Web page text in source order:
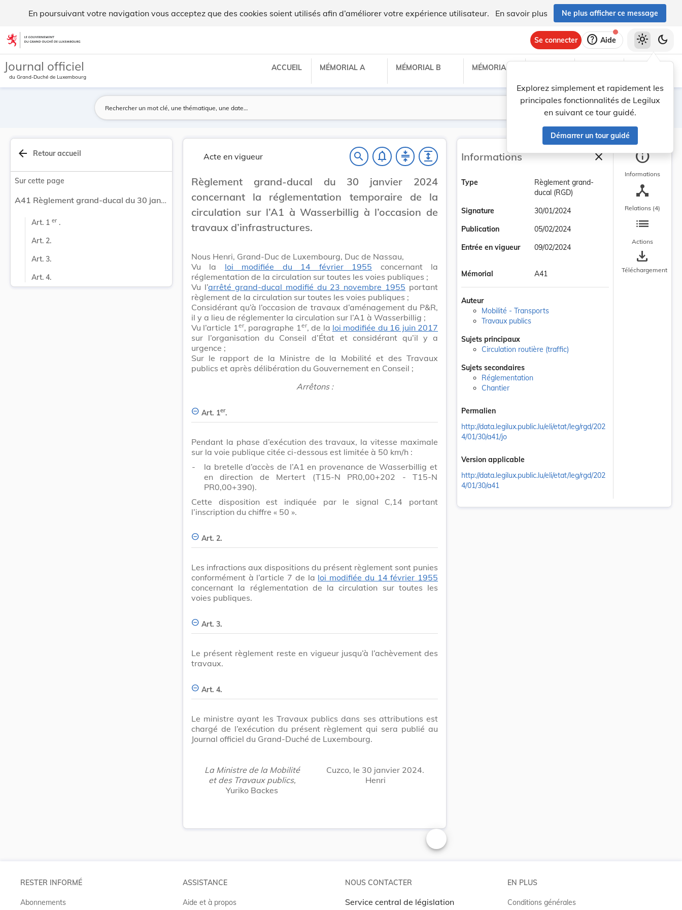
En poursuivant votre navigation vous acceptez que des cookies soient utilisés afin d’améliorer votre expérience utilisateur. En savoir plus Ne plus afficher ce message
Aller au contenu
Se connecter help Aide
Explorez simplement et rapidement les
principales fonctionnalités de Legilux
en suivant ce tour guidé.
Démarrer un tour guidé
light_mode dark_mode
Journal officiel
du Grand-Duché de Luxembourg
ACCUEIL MÉMORIAL A MÉMORIAL B MÉMORIAL C
Lancer la recherche
Filtres
arrow_back Retour accueil
Sur cette page
A41 Règlement grand-ducal du 30 janvier 2024 concernant la réglementation temporaire de la circulation sur l’A1 à Wasserbillig à l’occasion de travaux d’infrastructures.
Art. 1 er .
Art. 2.
Art. 3.
Art. 4.
Acte en vigueur search notifications_none compress expand
Règlement grand-ducal du 30 janvier 2024
concernant la réglementation temporaire de la
circulation sur l’A1 à Wasserbillig à l’occasion de
travaux d’infrastructures.
Nous Henri, Grand-Duc de Luxembourg, Duc de Nassau,
Vu la loi modifiée du 14 février 1955 concernant la
réglementation de la circulation sur toutes les voies publiques ;
Vu l’arrêté grand-ducal modifié du 23 novembre 1955 portant
règlement de la circulation sur toutes les voies publiques ;
Considérant qu’à l’occasion de travaux d’aménagement du P&R,
il y a lieu de réglementer la circulation sur l’A1 à Wasserbillig ;
Vu l’article 1 er, paragraphe 1 er, de la loi modifiée du 16 juin 2017
sur l’organisation du Conseil d’État et considérant qu’il y a
urgence ;
Sur le rapport de la Ministre de la Mobilité et des Travaux
publics et après délibération du Gouvernement en Conseil ;
Arrêtons :
Art. 1er.
Pendant la phase d’exécution des travaux, la vitesse maximale
sur la voie publique citée ci-dessous est limitée à 50 km/h :
-
la bretelle d’accès de l’A1 en provenance de Wasserbillig et
en direction de Mertert (T15-N PR0,00+202 - T15-N
PR0,00+390).
Cette disposition est indiquée par le signal C,14 portant
l’inscription du chiffre « 50 ».
Art. 2.
Les infractions aux dispositions du présent règlement sont punies
conformément à l’article 7 de la loi modifiée du 14 février 1955
concernant la réglementation de la circulation sur toutes les
voies publiques.
Art. 3.
Le présent règlement reste en vigueur jusqu’à l’achèvement des
travaux.
Art. 4.
Le ministre ayant les Travaux publics dans ses attributions est
chargé de l’exécution du présent règlement qui sera publié au
Journal officiel du Grand-Duché de Luxembourg.
La Ministre de la Mobilité
et des Travaux publics,
Yuriko Backes
Cuzco, le 30 janvier 2024.
Henri
Changer la taille du texte
Informations closeFermer la barre
Type
Règlement grand-
ducal (RGD)
Signature
30/01/2024
Publication
05/02/2024
Entrée en vigueur
09/02/2024
Mémorial A41
Auteur
Mobilité - Transports
Travaux publics
Sujets principaux
Circulation routière (traffic)
Sujets secondaires
Réglementation
Chantier
Permalien
http://data.legilux.public.lu/eli/etat/leg/rgd/202
4/01/30/a41/jo
Version applicable
http://data.legilux.public.lu/eli/etat/leg/rgd/202
4/01/30/a41
info
Informations
device_hub
Relations (4)
list
Actions
save_alt
Téléchargement
RESTER INFORMÉ
Abonnements
ASSISTANCE
Aide et à propos
NOUS CONTACTER
Service central de législation
EN PLUS
Conditions générales